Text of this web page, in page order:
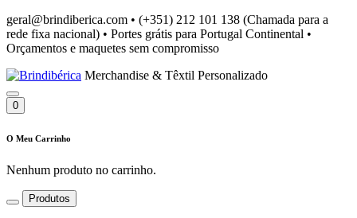
geral@brindiberica.com • (+351) 212 101 138 (Chamada para a
rede fixa nacional) • Portes grátis para Portugal Continental •
Orçamentos e maquetes sem compromisso
Merchandise & Têxtil Personalizado
0
O Meu Carrinho
Nenhum produto no carrinho.
Produtos